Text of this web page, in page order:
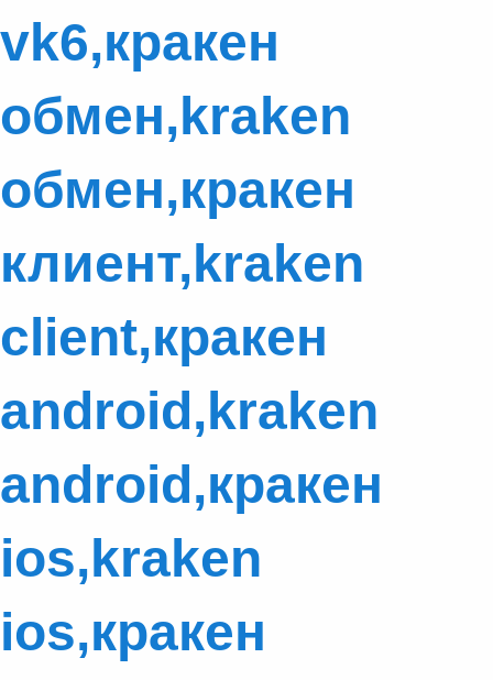
vk6,кракен
обмен,kraken
обмен,кракен
клиент,kraken
client,кракен
android,kraken
android,кракен
ios,kraken
ios,кракен